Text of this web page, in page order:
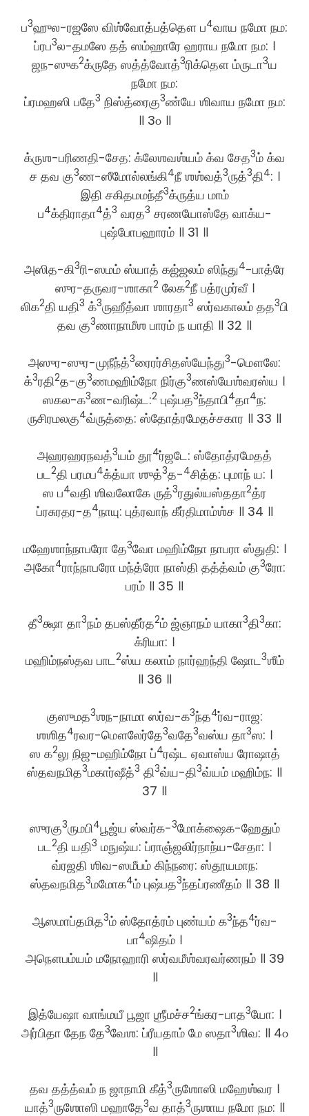
ப3ஹுல-ரஜஸே விஶ்வோத்பத்தௌ ப4வாய நமோ நம:
ப்ரப3ல-தமஸே தத் ஸம்ஹாரே ஹராய நமோ நம: ।
ஜந-ஸுக2க்ருதே ஸத்த்வோத்3ரிக்தௌ ம்ருடா3ய
நமோ நம:
ப்ரமஹஸி பதே3 நிஸ்த்ரைகு3ண்யே ஶிவாய நமோ நம:
॥ 3௦ ॥
க்ருஶ-பரிணதி-சேத: க்லேஶவஶ்யம் க்வ சேத3ம் க்வ
ச தவ கு3ண-ஸீமோல்லங்கி4நீ ஶஶ்வத்3ருத்3தி4: ।
இதி சகிதமமந்தீ3க்ருத்ய மாம்
ப4க்திராதா4த்3 வரத3 சரணயோஸ்தே வாக்ய-
புஷ்போபஹாரம் ॥ 31 ॥
அஸித-கி3ரி-ஸமம் ஸ்யாத் கஜ்ஜலம் ஸிந்து4-பாத்ரே
ஸுர-தருவர-ஶாகா2 லேக2நீ பத்ரமுர்வீ ।
லிக2தி யதி3 க்3ருஹீத்வா ஶாரதா3 ஸர்வகாலம் தத3பி
தவ கு3ணாநாமீஶ பாரம் ந யாதி ॥ 32 ॥
அஸுர-ஸுர-முநீந்த்3ரைரர்சிதஸ்யேந்து3-மௌலே:
க்3ரதி2த-கு3ணமஹிம்நோ நிர்கு3ணஸ்யேஶ்வரஸ்ய ।
ஸகல-க3ண-வரிஷ்ட:2 புஷ்பத3ந்தாபி4தா4ந:
ருசிரமலகு4வ்ருத்தை: ஸ்தோத்ரமேதச்சகார ॥ 33 ॥
அஹரஹரநவத்3யம் தூ4ர்ஜடே: ஸ்தோத்ரமேதத்
பட2தி பரமப4க்த்யா ஶுத்3த-4சித்த: புமாந் ய: ।
ஸ ப4வதி ஶிவலோகே ருத்3ரதுல்யஸ்ததா2த்ர
ப்ரசுரதர-த4நாயு: புத்ரவாந் கீர்திமாம்ஶ்ச ॥ 34 ॥
மஹேஶாந்நாபரோ தே3வோ மஹிம்நோ நாபரா ஸ்துதி: ।
அகோ4ராந்நாபரோ மந்த்ரோ நாஸ்தி தத்த்வம் கு3ரோ:
பரம் ॥ 35 ॥
தீ3க்ஷா தா3நம் தபஸ்தீர்த2ம் ஜ்ஞாநம் யாகா3தி3கா:
க்ரியா: ।
மஹிம்நஸ்தவ பாட2ஸ்ய கலாம் நார்ஹந்தி ஷோட3ஶீம்
॥ 36 ॥
குஸுமத3ஶந-நாமா ஸர்வ-க3ந்த4ர்வ-ராஜ:
ஶஶித4ரவர-மௌலேர்தே3வதே3வஸ்ய தா3ஸ: ।
ஸ க2லு நிஜ-மஹிம்நோ ப்4ரஷ்ட ஏவாஸ்ய ரோஷாத்
ஸ்தவநமித3மகார்ஷீத்3 தி3வ்ய-தி3வ்யம் மஹிம்ந: ॥
37 ॥
ஸுரகு3ருமபி4பூஜ்ய ஸ்வர்க-3மோக்ஷைக-ஹேதும்
பட2தி யதி3 மநுஷ்ய: ப்ராஞ்ஜலிர்நாந்ய-சேதா: ।
வ்ரஜதி ஶிவ-ஸமீபம் கிந்நரை: ஸ்தூயமாந:
ஸ்தவநமித3மமோக4ம் புஷ்பத3ந்தப்ரணீதம் ॥ 38 ॥
ஆஸமாப்தமித3ம் ஸ்தோத்ரம் புண்யம் க3ந்த4ர்வ-
பா4ஷிதம் ।
அநௌபம்யம் மநோஹாரி ஸர்வமீஶ்வரவர்ணநம் ॥ 39
॥
இத்யேஷா வாங்மயீ பூஜா ஶ்ரீமச்ச2ங்கர-பாத3யோ: ।
அர்பிதா தேந தே3வேஶ: ப்ரீயதாம் மே ஸதா3ஶிவ: ॥ 4௦
॥
தவ தத்த்வம் ந ஜாநாமி கீத்3ருஶோஸி மஹேஶ்வர ।
யாத்3ருஶோஸி மஹாதே3வ தாத்3ருஶாய நமோ நம: ॥